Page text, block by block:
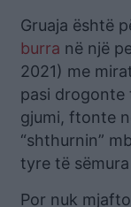
Gruaja është
burra në një
2021) me
pasi drogonte
gjumi, ftonte
“shthurnin”
tyre të
Por nuk